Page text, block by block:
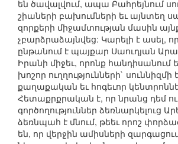
են ծավալվում, ապա Բահրեյնում
շիաների բախումների եւ այնտեղ
զորքերի միջամտության մասին
չբարձրաձայնվեց: Կարելի է ասել,
ընթանում է պայքար Սաուդյան
Իրանի միջեւ, որոնք հանդիսանում
խոշոր ուղղությունների` սուննիզմի
քաղաքական եւ հոգեւոր
Հետաքրքրական է, որ նրանց դեմ
գործողություններ ձեռնարկելուց
ձեռնպահ է մնում, թեեւ որոշ
են, որ վերջին ամիսների